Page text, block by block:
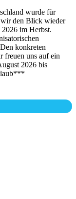
wurde für
wir den Blick wieder
2026 im Herbst.
konkreten
freuen uns auf ein
2026 bis